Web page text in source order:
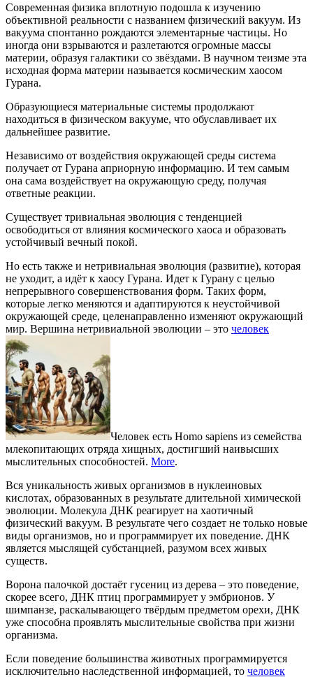
Современная физика вплотную подошла к изучению
объективной реальности с названием физический вакуум. Из
вакуума спонтанно рождаются элементарные частицы. Но
иногда они взрываются и разлетаются огромные массы
материи, образуя галактики со звёздами. В научном теизме эта
исходная форма материи называется космическим хаосом
Гурана.
Образующиеся материальные системы продолжают
находиться в физическом вакууме, что обуславливает их
дальнейшее развитие.
Независимо от воздействия окружающей среды система
получает от Гурана априорную информацию. И тем самым
она сама воздействует на окружающую среду, получая
ответные реакции.
Существует тривиальная эволюция с тенденцией
освободиться от влияния космического хаоса и образовать
устойчивый вечный покой.
Но есть также и нетривиальная эволюция (развитие), которая
не уходит, а идёт к хаосу Гурана. Идет к Гурану с целью
непрерывного совершенствования форм. Таких форм,
которые легко меняются и адаптируются к неустойчивой
окружающей среде, целенаправленно изменяют окружающий
мир. Вершина нетривиальной эволюции – это человек
Человек есть Homo sapiens из семейства
млекопитающих отряда хищных, достигший наивысших
мыслительных способностей. More.
Вся уникальность живых организмов в нуклеиновых
кислотах, образованных в результате длительной химической
эволюции. Молекула ДНК реагирует на хаотичный
физический вакуум. В результате чего создает не только новые
виды организмов, но и программирует их поведение. ДНК
является мыслящей субстанцией, разумом всех живых
существ.
Ворона палочкой достаёт гусениц из дерева – это поведение,
скорее всего, ДНК птиц программирует у эмбрионов. У
шимпанзе, раскалывающего твёрдым предметом орехи, ДНК
уже способна проявлять мыслительные свойства при жизни
организма.
Если поведение большинства животных программируется
исключительно наследственной информацией, то человек